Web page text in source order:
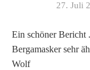
27. Juli
Ein schöner Bericht
Bergamasker sehr
Wolf